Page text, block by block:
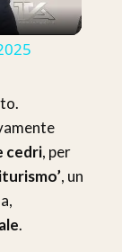
cedri, per
, un
.